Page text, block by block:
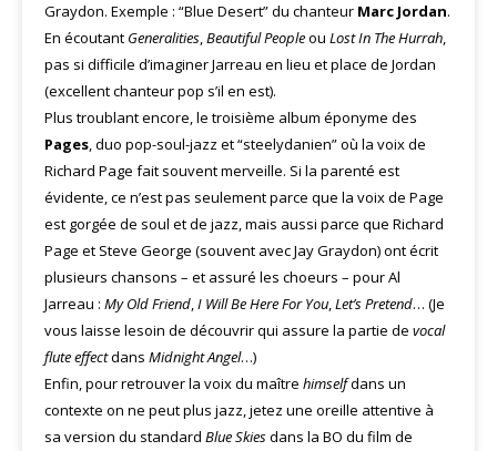
Graydon. Exemple : “Blue Desert” du chanteur Marc Jordan.
En écoutant Generalities,BeautifulPeopleou Lost In The Hurrah,
pas si difficile d’imaginer Jarreau en lieu et place de Jordan
(excellent chanteur pop s’il en est).
Plus troublant encore, le troisième album éponyme des
Pages, duo pop-soul-jazz et “steelydanien” où la voix de
Richard Page fait souvent merveille. Si la parenté est
évidente, ce n’est pas seulement parce que la voix de Page
est gorgée de soul et de jazz, mais aussi parce que Richard
Page et Steve George (souvent avec Jay Graydon) ont écrit
plusieurs chansons – et assuré les choeurs – pour Al
Jarreau : My OldFriend,I Will Be Here For You,Let’s Pretend… (Je
vous laisse lesoin de découvrir qui assure la partie de vocal
flute effectdans Midnight Angel…)
Enfin, pour retrouver la voix du maître himselfdans un
contexte on ne peut plus jazz, jetez une oreille attentive à
sa version du standard Blue Skiesdans la BO du film de